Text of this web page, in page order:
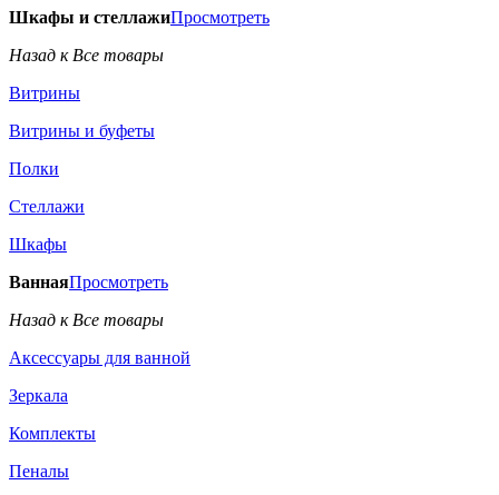
Шкафы и стеллажиПросмотреть
Назад к Все товары
Витрины
Витрины и буфеты
Полки
Стеллажи
Шкафы
ВаннаяПросмотреть
Назад к Все товары
Аксессуары для ванной
Зеркала
Комплекты
Пеналы